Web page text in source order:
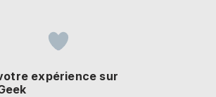
expérience sur